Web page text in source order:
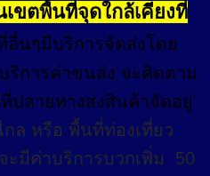
เขตพื้นที่จุดใกล้เคียงที่
อื่นๆมีบริการจัดส่งโดย
ริการค่าขนส่ง จะคิดตาม
ลายทางส่งสินค้าจัดอยู่
กล หรือ พื้นที่ท่องเที่ยว
ะมีค่าบริการบวกเพิ่ม 50